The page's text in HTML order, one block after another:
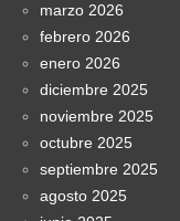
marzo 2026
febrero 2026
enero 2026
diciembre 2025
noviembre 2025
octubre 2025
septiembre 2025
agosto 2025